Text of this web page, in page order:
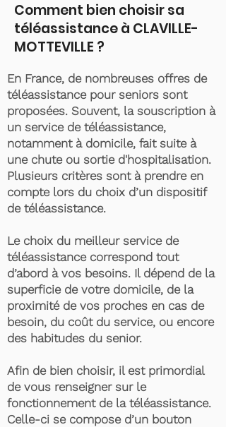
Comment bien choisir sa
téléassistance à CLAVILLE-
MOTTEVILLE ?
En France, de nombreuses offres de
téléassistance pour seniors sont
proposées. Souvent, la souscription à
un service de téléassistance,
notamment à domicile, fait suite à
une chute ou sortie d'hospitalisation.
Plusieurs critères sont à prendre en
compte lors du choix d’un dispositif
de téléassistance.
Le choix du meilleur service de
téléassistance correspond tout
d’abord à vos besoins. Il dépend de la
superficie de votre domicile, de la
proximité de vos proches en cas de
besoin, du coût du service, ou encore
des habitudes du senior.
Afin de bien choisir, il est primordial
de vous renseigner sur le
fonctionnement de la téléassistance.
Celle-ci se compose d’un bouton